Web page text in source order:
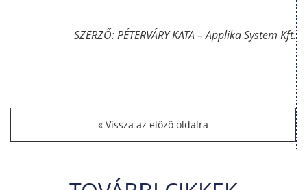
SZERZŐ: PÉTERVÁRY KATA – Applika System Kft.
Vissza az előző oldalra